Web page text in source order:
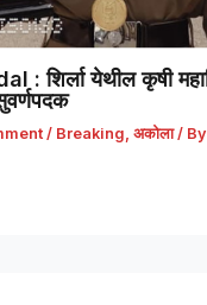
: शिर्ला येथील कृषी
सुवर्णपदक
/ Breaking, अकोला/ By